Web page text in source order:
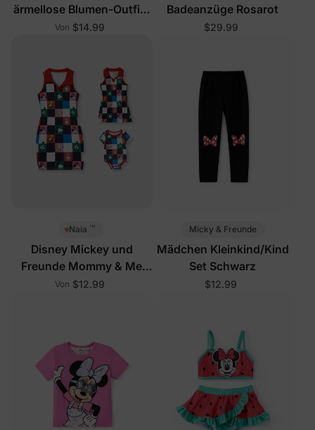
ärmellose Blumen-Outfits
Mehrfarbig
Von $14.99
Badeanzüge Rosarot
$29.99
Naia ™
Disney Mickey und
Freunde Mommy & Me
Outfits Mehrfarbig
Von $12.99
Micky & Freunde
Mädchen Kleinkind/Kind
Set Schwarz
$12.99